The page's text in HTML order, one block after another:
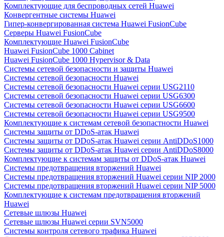
Комплектующие для беспроводных сетей Huawei
Конвергентные системы Huawei
Гипер-конвергированная система Huawei FusionCube
Серверы Huawei FusionCube
Комплектующие Huawei FusionCube
Huawei FusionCube 1000 Cabinet
Huawei FusionCube 1000 Hypervisor & Data
Системы сетевой безопасности и защиты Huawei
Системы сетевой безопасности Huawei
Системы сетевой безопасности Huawei серии USG2110
Системы сетевой безопасности Huawei серии USG6300
Системы сетевой безопасности Huawei серии USG6600
Системы сетевой безопасности Huawei серии USG9500
Комплектующие к системам сетевой безопастности Huawei
Системы защиты от DDoS-атак Huawei
Системы защиты от DDoS-атак Huawei серии AntiDDoS1000
Системы защиты от DDoS-атак Huawei серии AntiDDoS8000
Комплектующие к системам защиты от DDoS-атак Huawei
Системы предотвращения вторжений Huawei
Системы предотвращения вторжений Huawei серии NIP 2000
Системы предотвращения вторжений Huawei серии NIP 5000
Комплектующие к системам предотвращения вторжений
Huawei
Сетевые шлюзы Huawei
Сетевые шлюзы Huawei серии SVN5000
Системы контроля сетевого трафика Huawei